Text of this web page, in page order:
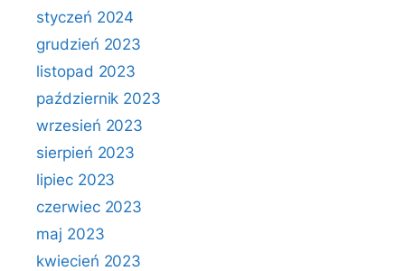
styczeń 2024
grudzień 2023
listopad 2023
październik 2023
wrzesień 2023
sierpień 2023
lipiec 2023
czerwiec 2023
maj 2023
kwiecień 2023